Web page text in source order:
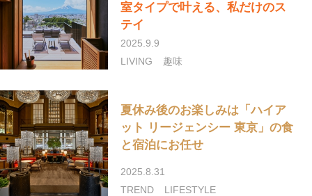
室タイプで叶える、私だけのス
テイ
2025.9.9
LIVING
趣味
夏休み後のお楽しみは「ハイア
ット リージェンシー 東京」の食
と宿泊にお任せ
2025.8.31
TREND
LIFESTYLE